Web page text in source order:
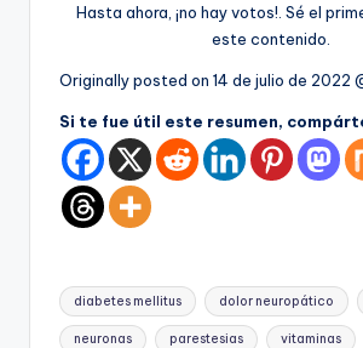
Hasta ahora, ¡no hay votos!. Sé el
este contenido.
Originally posted on 14 de julio de 2022
Si te fue útil este resumen,
Etiquetas:
diabetes mellitus dolor neuropático
neuronas parestesias vitaminas